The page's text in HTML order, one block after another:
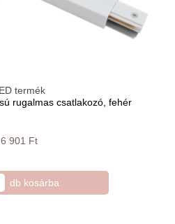
termék
rugalmas csatlakozó, fehér
6 901 Ft